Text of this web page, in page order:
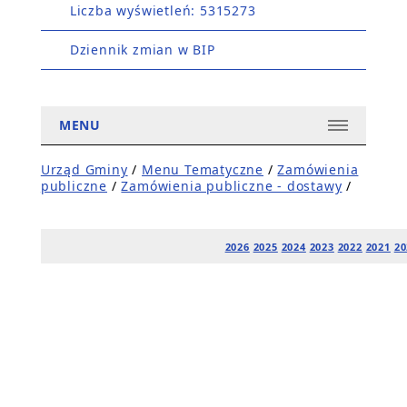
Liczba wyświetleń: 5315273
Dziennik zmian w BIP
MENU
Urząd Gminy / Menu Tematyczne /Zamówienia
publiczne /Zamówienia publiczne - dostawy /
2026 2025 2024 2023 2022 2021